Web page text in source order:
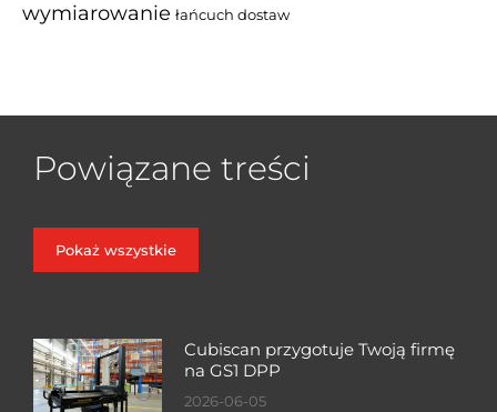
wymiarowanie łańcuch dostaw
Powiązane treści
Pokaż wszystkie
Cubiscan przygotuje Twoją firmę
na GS1 DPP
2026-06-05